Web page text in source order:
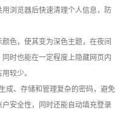
浏览器后快速清理个人信息，防
颜色，使其变为深色主题，在夜间
时也能在一定程度上隐藏网页内
较少。
成、存储和管理复杂的密码，避免
安全性，同时还能自动填充登录